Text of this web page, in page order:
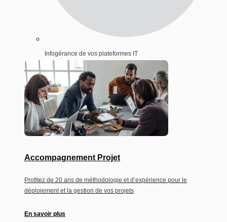
Infogérance de vos plateformes IT
Accompagnement Projet
Profitez de 20 ans de méthodologie et d’expérience pour le
déploiement et la gestion de vos projets
En savoir plus